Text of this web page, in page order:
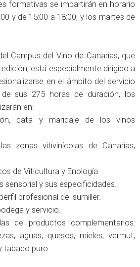
formativas se impartirán en horario
y de 15:00 a 18:00, y los martes de
Campus del Vino de Canarias, que
está especialmente dirigido a
en el ámbito del servicio
sus 275 horas de duración, los
en:
cata y maridaje de los vinos
zonas vitivinícolas de Canarias,
de Viticultura y Enología.
sensorial y sus especificidades.
profesional del sumiller.
y servicio.
de productos complementarios:
aguas, quesos, mieles, vermut,
tabaco puro.